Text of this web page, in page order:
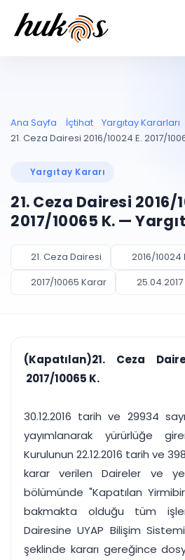
Entegrasyonu
UYAP ile otomatik
UYAP Evrak
Entegrasyonu
UETS Entegrasyonu
Tebligatları anında
PLANLAMA & TAKİP
Pano ve Takip
Duruşma ve görev
takvimi
Hatırlatma ve
Tek panelde uçtan uca
UYAP & UETS entegrasyonundan
Tüm özellikleri inceleyin
Blog
Ücretsiz Başlayın
Ana Sayfa İçtihat
Yargıtay Kararları
21. Ceza Dairesi 2016/10024 E. 2017/
Yargıtay Kararı
21. Ceza Dairesi 2016/
2017/10065 K. —
21. Ceza Dairesi
2016/10024
2017/10065 Karar
25.04.2017
(Kapatılan)21. Ceza
2017/10065 K.
30.12.2016 tarih ve 29934
yayımlanarak yürürlüğe
Kurulunun 22.12.2016 tarih ve
karar verilen Daireler ve
bölümünde "Kapatılan
bakmakta olduğu tüm
Dairesine UYAP Bilişim
şeklinde kararı gereğince